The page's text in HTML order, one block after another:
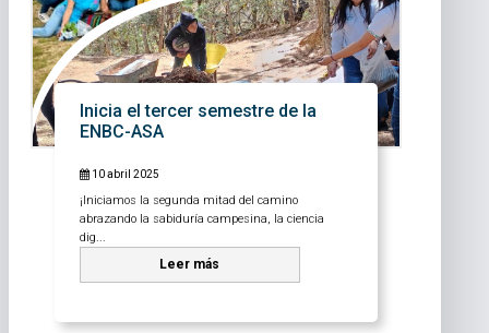
Inicia el tercer semestre de la
ENBC-ASA
10 abril 2025
¡Iniciamos la segunda mitad del camino
abrazando la sabiduría campesina, la ciencia
dig...
Leer más